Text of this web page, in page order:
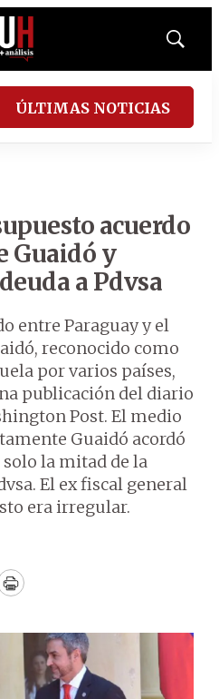
Mostrar
ÚLTIMAS NOTICIAS
acuerdo
Guaidó y
a Pdvsa
entre Paraguay y el
reconocido como
por varios países,
publicación del diario
Post. El medio
Guaidó acordó
solo la mitad de la
El ex fiscal general
era irregular.
Print